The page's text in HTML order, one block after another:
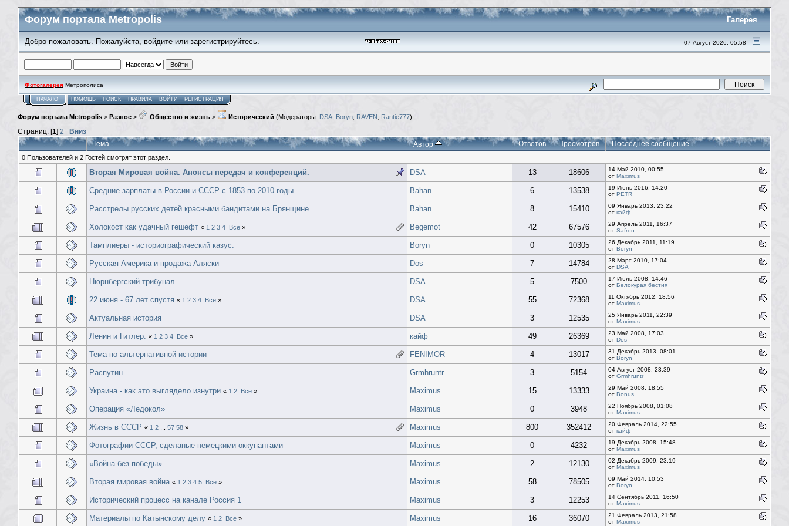
Форум портала Metropolis Галерея
Добро пожаловать. Пожалуйста, войдите или зарегистрируйтесь. 07 Август 2026, 05:58
Фотогалерея Метрополиса
НАЧАЛО ПОМОЩЬ ПОИСК ПРАВИЛА ВОЙТИ РЕГИСТРАЦИЯ
Форум портала Metropolis > Разное > Общество и жизнь > Исторический (Модераторы: DSA Boryn RAVEN Rantie777)
Страниц: [1] 2
Вниз
Тема
Автор Ответов Просмотров Последнее сообщение
0 Пользователей и 2 Гостей смотрят этот раздел.
Вторая Мировая война. Анонсы передач и конференций. DSA 13 18606
14 Май 2010, 00:55
от Maximus
Средние зарплаты в России и СССР с 1853 по 2010 годы Bahan 6 13538
19 Июнь 2016, 14:20
от PETR
Расстрелы русских детей красными бандитами на Брянщине Bahan 8 15410
09 Январь 2013, 23:22
от кайф
Холокост как удачный гешефт « 1 2 3 4 Все » Begemot 42 67576
29 Апрель 2011, 16:37
от Safron
Тамплиеры - историографический казус. Boryn 0 10305
26 Декабрь 2011, 11:19
от Boryn
Русская Америка и продажа Аляски Dos 7 14784
28 Март 2010, 17:04
от DSA
Нюрнбергский трибунал DSA 5 7500
17 Июль 2008, 14:46
от Белокурая бестия
22 июня - 67 лет спустя « 1 2 3 4 Все » DSA 55 72368
11 Октябрь 2012, 18:56
от Maximus
Актуальная история DSA 3 12535
25 Январь 2011, 22:39
от Maximus
Ленин и Гитлер. « 1 2 3 4 Все » кайф 49 26369
23 Май 2008, 17:03
от Dos
Тема по альтернативной истории FENIMOR 4 13017
31 Декабрь 2013, 08:01
от Boryn
Распутин Grmhruntr 3 5154
04 Август 2008, 23:39
от Grmhruntr
Украина - как это выглядело изнутри « 1 2 Все » Maximus 15 13333
29 Май 2008, 18:55
от Bonus
Операция «Ледокол» Maximus 0 3948
22 Ноябрь 2008, 01:08
от Maximus
Жизнь в СССР « 1 2 57 58 » Maximus 800 352412
20 Февраль 2014, 22:55
от кайф
Фотографии СССР, сделаные немецкими оккупантами Maximus 0 4232
19 Декабрь 2008, 15:48
от Maximus
«Война без победы» Maximus 2 12130
02 Декабрь 2009, 23:19
от Maximus
Вторая мировая война « 1 2 3 4 5 Все » Maximus 58 78505
09 Май 2014, 10:53
от Boryn
Исторический процесс на канале Россия 1 Maximus 3 12253
14 Сентябрь 2011, 16:50
от Maximus
Материалы по Катынскому делу « 1 2 Все » Maximus 16 36070
21 Февраль 2013, 21:58
от Maximus